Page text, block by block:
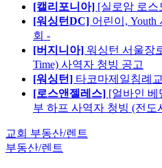
[캘리포니아] [실로암 로스
[워싱턴DC] 어린이, Youth
회 -
[버지니아] 워싱턴 서울장
Time) 사역자 청빙 공고
[워싱턴] 타코마제일침례
[로스앤젤레스] [얼바인 베
부 하프 사역자 청빙 (전도
교회 부동산/렌트
부동산/렌트